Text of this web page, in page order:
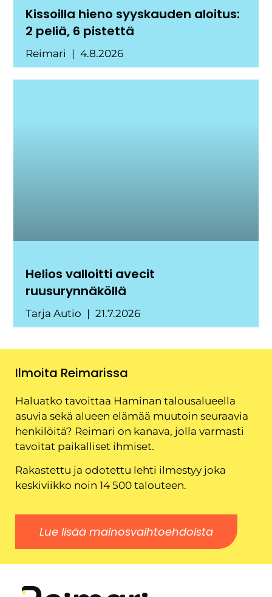
Kissoilla hieno syyskauden aloitus:
2 peliä, 6 pistettä
Reimari 4.8.2026
Helios valloitti avecit
ruusurynnäköllä
Tarja Autio 21.7.2026
Ilmoita Reimarissa
Haluatko tavoittaa Haminan talousalueella
asuvia sekä alueen elämää muutoin seuraavia
henkilöitä? Reimari on kanava, jolla varmasti
tavoitat paikalliset ihmiset.
Rakastettu ja odotettu lehti ilmestyy joka
keskiviikko noin 14 500 talouteen.
Lue lisää mainosvaihtoehdoista